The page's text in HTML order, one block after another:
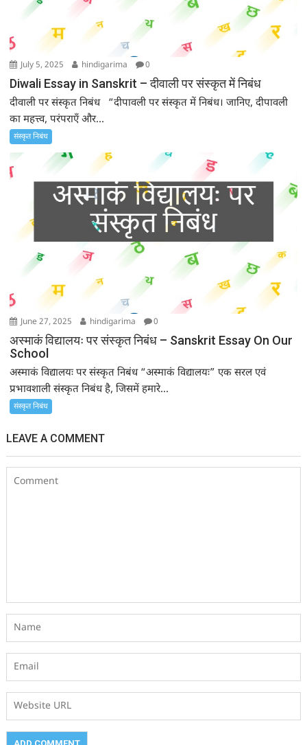
July 5, 2025 hindigarima 0
Diwali Essay in Sanskrit – दीवाली पर संस्कृत में निबंध
दीवाली पर संस्कृत निबंध “दीपावली पर संस्कृत में निबंध। जानिए, दीपावली
का महत्त्व, परंपराएँ और...
संस्कृत निबंध
June 27, 2025 hindigarima 0
अस्माकं विद्यालयः पर संस्कृत निबंध – Sanskrit Essay On Our
School
अस्माकं विद्यालयः पर संस्कृत निबंध “अस्माकं विद्यालयः” एक सरल एवं
प्रभावशाली संस्कृत निबंध है, जिसमें हमारे...
संस्कृत निबंध
LEAVE A COMMENT